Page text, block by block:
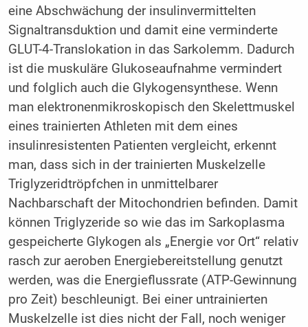
eine Abschwächung der insulinvermittelten
Signaltransduktion und damit eine verminderte
GLUT-4-Translokation in das Sarkolemm. Dadurch
ist die muskuläre Glukoseaufnahme vermindert
und folglich auch die Glykogensynthese. Wenn
man elektronenmikroskopisch den Skelettmuskel
eines trainierten Athleten mit dem eines
insulinresistenten Patienten vergleicht, erkennt
man, dass sich in der trainierten Muskelzelle
Triglyzeridtröpfchen in unmittelbarer
Nachbarschaft der Mitochondrien befinden. Damit
können Triglyzeride so wie das im Sarkoplasma
gespeicherte Glykogen als „Energie vor Ort“ relativ
rasch zur aeroben Energiebereitstellung genutzt
werden, was die Energieflussrate (ATP-Gewinnung
pro Zeit) beschleunigt. Bei einer untrainierten
Muskelzelle ist dies nicht der Fall, noch weniger